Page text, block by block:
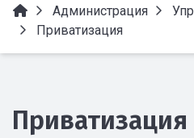
Администрация
Приватизация
Приватизация